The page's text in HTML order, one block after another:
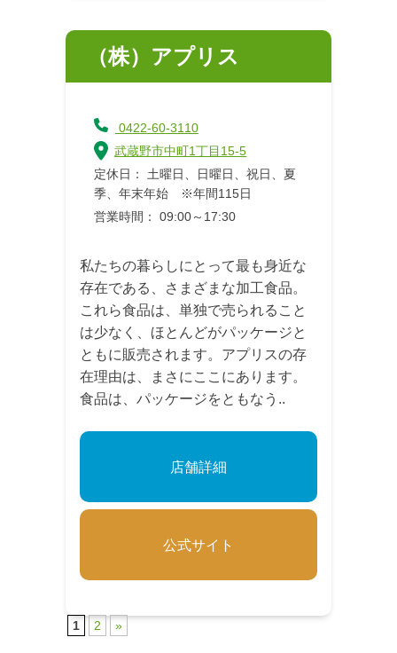
（株）アプリス
0422-60-3110
武蔵野市中町1丁目15-5
定休日： 土曜日、日曜日、祝日、夏
季、年末年始 ※年間115日
営業時間： 09:00～17:30
私たちの暮らしにとって最も身近な
存在である、さまざまな加工食品。
これら食品は、単独で売られること
は少なく、ほとんどがパッケージと
ともに販売されます。アプリスの存
在理由は、まさにここにあります。
食品は、パッケージをともなう..
店舗詳細
公式サイト
1 2 »